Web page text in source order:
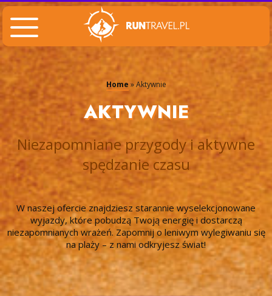
Home »Aktywnie
AKTYWNIE
Niezapomniane przygody i aktywne
spędzanie czasu
W naszej ofercie znajdziesz starannie wyselekcjonowane
wyjazdy, które pobudzą Twoją energię i dostarczą
niezapomnianych wrażeń. Zapomnij o leniwym wylegiwaniu się
na plaży – z nami odkryjesz świat!